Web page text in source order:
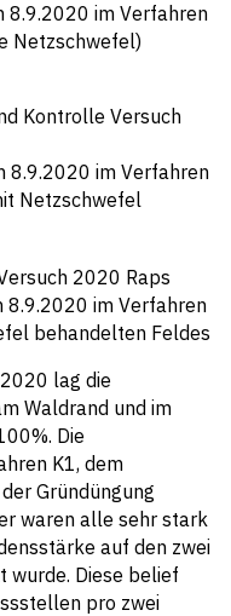
8.9.2020 im Verfahren
Netzschwefel)
8.9.2020 im Verfahren
Netzschwefel
8.9.2020 im Verfahren
behandelten Feldes
lag die
Waldrand und im
Die
K1, dem
Gründüngung
waren alle sehr stark
auf den zwei
Diese belief
pro zwei